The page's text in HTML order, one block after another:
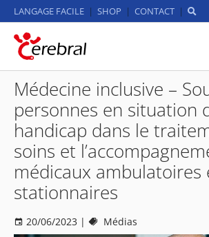
LANGAGE FACILE SHOP CONTACT
Médecine inclusive –
personnes en situation
handicap dans le
soins et
médicaux ambulatoires
stationnaires
20/06/2023 | Médias